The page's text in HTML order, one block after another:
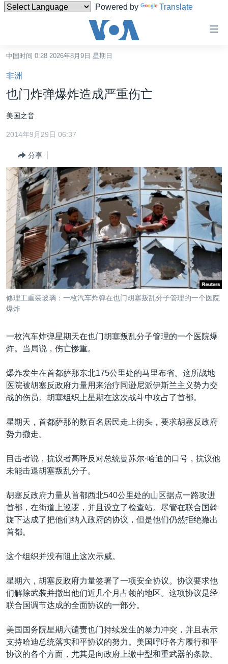
Powered by Translate
碍
链
转
内
导
航
跳
转
索
台湾
港澳
国际
最新国际新闻
印太
中东
欧洲
非洲
美洲
全球议题
分类新闻
经济·金融·贸易
人权·法律·宗教
科教·文娱·体健
军事
劳工
环境
美中关系
热点专题
白宫要闻
国会报道
美中关系
美国建国250周年
埃博拉疫情
重要讲话与声明
南中国海争端
关注西藏
GEN Z 看美国
VOA视频
VOA今日焦点
中文广播
关注我们
中国时间 0:28 2026年8月9日 星期日
非洲
也门炸弹爆炸造成严重伤亡
美国之音
2014年9月29日 06:37
分享
修理工重装玻璃：一枚汽车炸弹在也门胡塞叛乱分子管理的一个医院
爆炸
一枚汽车炸弹星期天在也门胡塞叛乱分子管理的一个医院爆
炸。当局说，伤亡惨重。
爆炸发生在首都萨那东北175公里处的马里布省。这所战地
医院被胡塞反政府力量用来治疗同逊尼派伊斯兰主义势力交
战的伤员。胡塞组织上星期在这次战斗中攻占了首都。
星期天，首都萨那的数百名居民走上街头，要求胡塞反政府
势力撤走。
目击者说，抗议者高呼反对总统曼苏尔·哈迪的口号，抗议他
未能击退胡塞叛乱分子。
胡塞反政府力量从首都西北540公里处的山区据点一路攻进
首都，在街道上巡逻，并且设立了检查站。尽管在联合国斡
旋下达成了把他们纳入政府的协议，但是他们仍然拒绝撤出
首都。
这个组织并没有阻止这次示威。
星期六，胡塞反政府力量签署了一项安全协议。协议要求他
们解除武装并撤出他们近几个月占领的地区。这项协议是经
联合国调节达成的全面协议的一部分。
美国国务院星期六谴责也门持续发生的暴力冲突，并且表示
支持哈迪总统落实和平协议的努力。美国呼吁各方履行和平
协议的各个方面，尤其是向政府上缴中型和重武器的条款。